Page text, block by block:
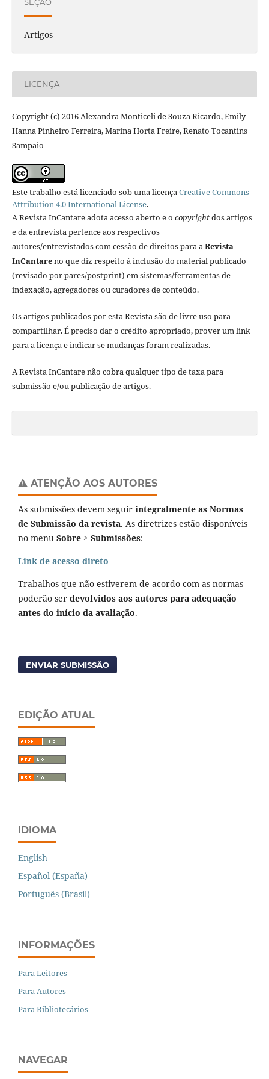
SEÇÃO
Artigos
LICENÇA
Copyright (c) 2016 Alexandra Monticeli de Souza Ricardo, Emily
Hanna Pinheiro Ferreira, Marina Horta Freire, Renato Tocantins
Sampaio
Este trabalho está licenciado sob uma licençaCreative Commons
Attribution 4.0 International License.
A Revista InCantare adota acesso aberto e o copyrightdos artigos
e da entrevista pertence aos respectivos
autores/entrevistados com cessão de direitos para aRevista
InCantareno que diz respeito à inclusão do material publicado
(revisado por pares/postprint) em sistemas/ferramentas de
indexação, agregadores ou curadores de conteúdo.
Os artigos publicados por esta Revista são de livre uso para
compartilhar. É preciso dar o crédito apropriado, prover um link
para a licença e indicar se mudanças foram realizadas.
A Revista InCantare não cobra qualquer tipo de taxa para
submissão e/ou publicação de artigos.
⚠️ ATENÇÃO AOS AUTORES
As submissões devem seguir integralmente as Normas
de Submissão da revista. As diretrizes estão disponíveis
no menu Sobre > Submissões:
Link de acesso direto
Trabalhos que não estiverem de acordo com as normas
poderão ser devolvidos aos autores para adequação
antes do início da avaliação.
ENVIAR SUBMISSÃO
EDIÇÃO ATUAL
IDIOMA
English
Español (España)
Português (Brasil)
INFORMAÇÕES
Para Leitores
Para Autores
Para Bibliotecários
NAVEGAR